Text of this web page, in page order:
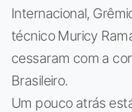
Internacional,
técnico Muricy
cessaram com a
Brasileiro.
Um pouco atrás